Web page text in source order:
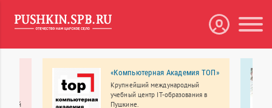
детей
«Компьютерная Академия ТОП»
Крупнейший международный
учебный центр IT-образования в
Пушкине.